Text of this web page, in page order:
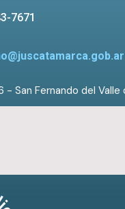
7671
- San Fernando del